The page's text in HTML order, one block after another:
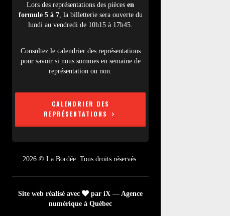
Lors des représentations des pièces en
formule 5 à 7, la billetterie sera ouverte du
lundi au vendredi de 10h15 à 17h45.
Consultez le calendrier des représentations
pour savoir si nous sommes en semaine de
représentation ou non.
CALENDRIER DES
REPRÉSENTATIONS
2026 © La Bordée. Tous droits réservés.
Site web réalisé avec
par iX — Agence
numérique à Québec